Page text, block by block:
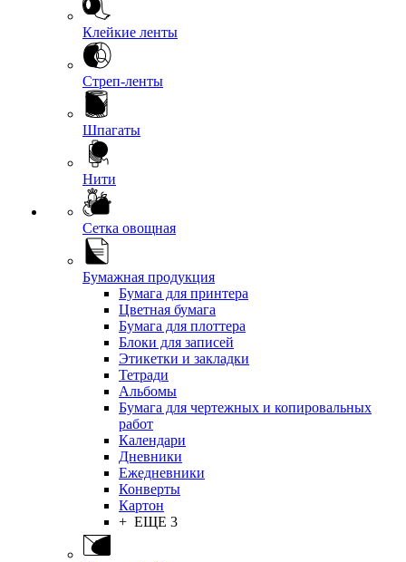
Клейкие ленты
Стреп-ленты
Шпагаты
Нити
Сетка овощная
Бумажная продукция
Бумага для принтера
Цветная бумага
Бумага для плоттера
Блоки для записей
Этикетки и закладки
Тетради
Альбомы
Бумага для чертежных и копировальных
работ
Календари
Дневники
Ежедневники
Конверты
Картон
+ ЕЩЕ 3